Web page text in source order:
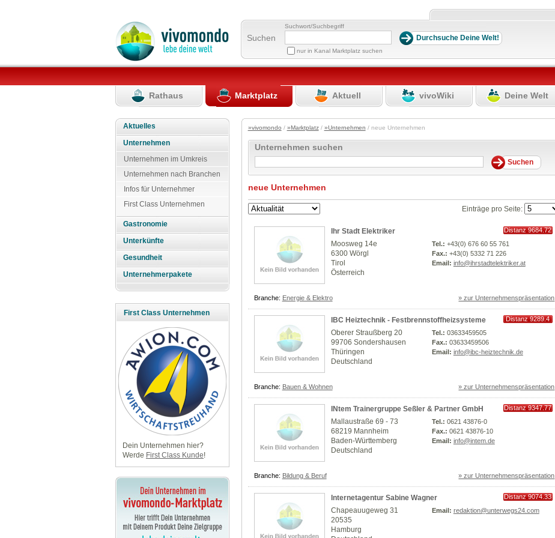
Suchen
Suchwort/Suchbegriff
nur in Kanal Marktplatz suchen
Rathaus Marktplatz Aktuell vivoWiki Deine Welt
Aktuelles
Unternehmen
Unternehmen im Umkreis
Unternehmen nach Branchen
Infos für Unternehmer
First Class Unternehmen
Gastronomie
Unterkünfte
Gesundheit
Unternehmerpakete
First Class Unternehmen
Dein Unternehmen hier?
Werde First Class Kunde!
»vivomondo / »Marktplatz/ »Unternehmen / neue Unternehmen
Unternehmen suchen
neue Unternehmen
Einträge pro Seite:
Ihr Stadt Elektriker
Distanz 9684.72
Moosweg 14e
6300 Wörgl
Tirol
Österreich
Tel.: +43(0) 676 60 55 761
Fax.: +43(0) 5332 71 226
Email: info@ihrstadtelektriker.at
Branche: Energie & Elektro » zur Unternehmenspräsentation
IBC Heiztechnik - Festbrennstoffheizsysteme
Distanz 9289.4
Oberer Straußberg 20
99706 Sondershausen
Thüringen
Deutschland
Tel.: 03633459505
Fax.: 03633459506
Email: info@ibc-heiztechnik.de
Branche: Bauen & Wohnen » zur Unternehmenspräsentation
INtem Trainergruppe Seßler & Partner GmbH
Distanz 9347.77
Mallaustraße 69 - 73
68219 Mannheim
Baden-Württemberg
Deutschland
Tel.: 0621 43876-0
Fax.: 0621 43876-10
Email: info@intem.de
Branche: Bildung & Beruf » zur Unternehmenspräsentation
Internetagentur Sabine Wagner
Distanz 9074.33
Chapeauugeweg 31
20535
Hamburg
Email: redaktion@unterwegs24.com